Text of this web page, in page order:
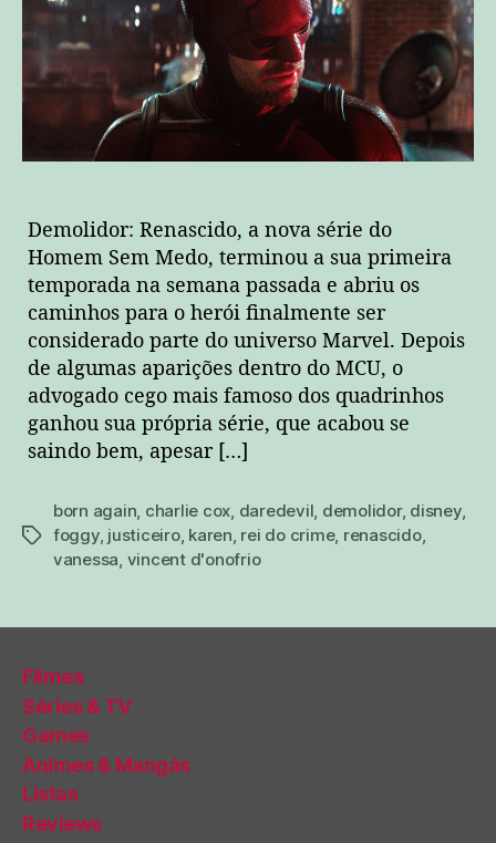
Demolidor: Renascido, a nova série do
Homem Sem Medo, terminou a sua primeira
temporada na semana passada e abriu os
caminhos para o herói finalmente ser
considerado parte do universo Marvel. Depois
de algumas aparições dentro do MCU, o
advogado cego mais famoso dos quadrinhos
ganhou sua própria série, que acabou se
saindo bem, apesar […]
tags
born again charlie cox daredevil demolidor, disney,
foggy, justiceiro, karen rei do crime, renascido,
vanessa vincent d'onofrio
Filmes
Séries & TV
Games
Animes & Mangás
Listas
Reviews